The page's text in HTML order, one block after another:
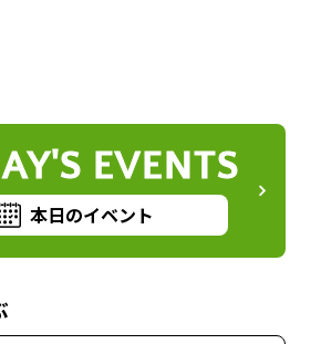
EVENTS
本日のイベント